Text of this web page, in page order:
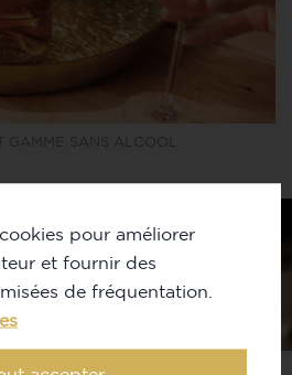
pour améliorer
et fournir des
de fréquentation.